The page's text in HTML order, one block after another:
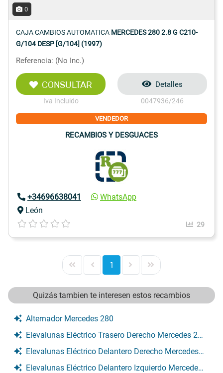
0
CAJA CAMBIOS AUTOMATICA MERCEDES 280 2.8 G C210-
G/104 DESP [G/104] (1997)
Referencia: (No Inc.)
CONSULTAR
Iva Incluido
Detalles
0047936/246
VENDEDOR
RECAMBIOS Y DESGUACES
+34696638041
WhatsApp
León
29
1
Quizás tambien te interesen estos recambios
Alternador Mercedes 280
Elevalunas Eléctrico Trasero Derecho Mercedes 280
Elevalunas Eléctrico Delantero Derecho Mercedes 280
Elevalunas Eléctrico Delantero Izquierdo Mercedes 280